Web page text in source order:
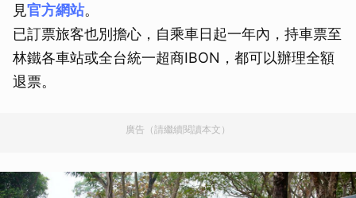
見官方網站。
已訂票旅客也別擔心，自乘車日起一年內，持車票至
林鐵各車站或全台統一超商IBON，都可以辦理全額
退票。
廣告（請繼續閱讀本文）